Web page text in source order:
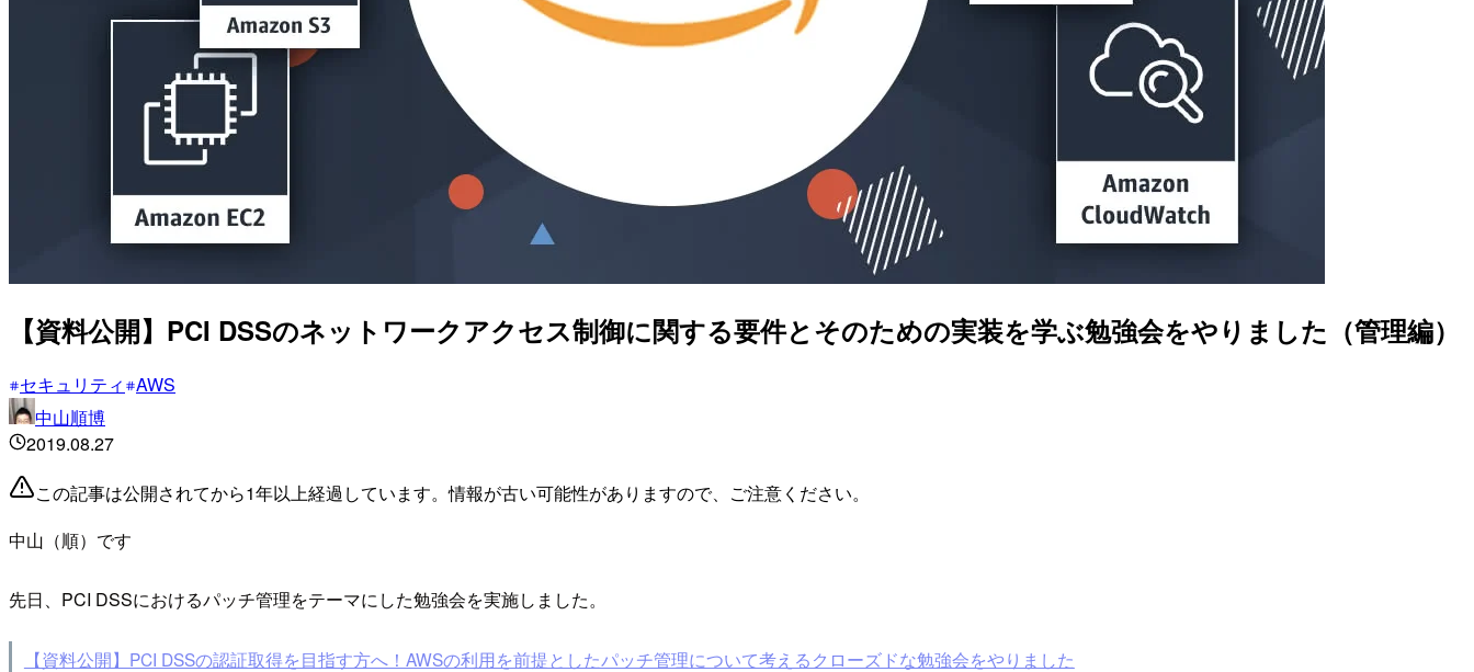
【資料公開】PCI DSSのネットワークアクセス制御に関する要件とそのための実装を学ぶ勉強会をやりました（管理編）
セキュリティ AWS
中山順博
2019.08.27
この記事は公開されてから1年以上経過しています。情報が古い可能性がありますので、ご注意ください。
中山（順）です
先日、PCI DSSにおけるパッチ管理をテーマにした勉強会を実施しました。
【資料公開】PCI DSSの認証取得を目指す方へ！AWSの利用を前提としたパッチ管理について考えるクローズドな勉強会をやりました